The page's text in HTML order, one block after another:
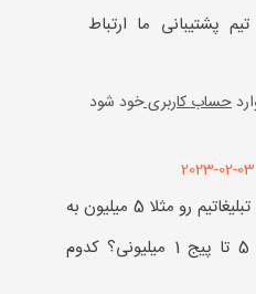
پشتیبانی ما ارتباط
حساب کاربریخود شود
2023-02-03
به نظر شما بهتره بودجه تبلیغاتیم رو مثلا 5 میلیون به
یک پیج بدم یا نه به 5 تا پیج 1 میلیونی؟ کدوم